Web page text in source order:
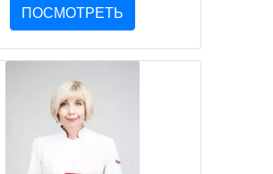
ПОСМОТРЕТЬ